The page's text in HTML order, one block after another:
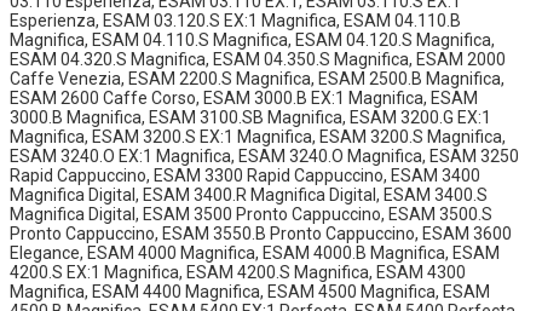
Esperienza, ESAM 03.120.S EX:1 Magnifica, ESAM 04.110.B
Magnifica, ESAM 04.110.S Magnifica, ESAM 04.120.S Magnifica,
ESAM 04.320.S Magnifica, ESAM 04.350.S Magnifica, ESAM 2000
Caffe Venezia, ESAM 2200.S Magnifica, ESAM 2500.B Magnifica,
ESAM 2600 Caffe Corso, ESAM 3000.B EX:1 Magnifica, ESAM
3000.B Magnifica, ESAM 3100.SB Magnifica, ESAM 3200.G EX:1
Magnifica, ESAM 3200.S EX:1 Magnifica, ESAM 3200.S Magnifica,
ESAM 3240.O EX:1 Magnifica, ESAM 3240.O Magnifica, ESAM 3250
Rapid Cappuccino, ESAM 3300 Rapid Cappuccino, ESAM 3400
Magnifica Digital, ESAM 3400.R Magnifica Digital, ESAM 3400.S
Magnifica Digital, ESAM 3500 Pronto Cappuccino, ESAM 3500.S
Pronto Cappuccino, ESAM 3550.B Pronto Cappuccino, ESAM 3600
Elegance, ESAM 4000 Magnifica, ESAM 4000.B Magnifica, ESAM
4200.S EX:1 Magnifica, ESAM 4200.S Magnifica, ESAM 4300
Magnifica, ESAM 4400 Magnifica, ESAM 4500 Magnifica, ESAM